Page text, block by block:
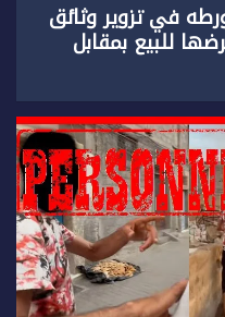
في تزوير وثائق
للبيع بمقابل